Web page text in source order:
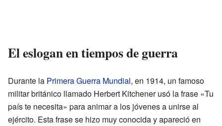
El eslogan en tiempos de guerra
Durante la Primera Guerra Mundial, en 1914, un famoso
militar británico llamado Herbert Kitchener usó la frase «Tu
país te necesita» para animar a los jóvenes a unirse al
ejército. Esta frase se hizo muy conocida y apareció en